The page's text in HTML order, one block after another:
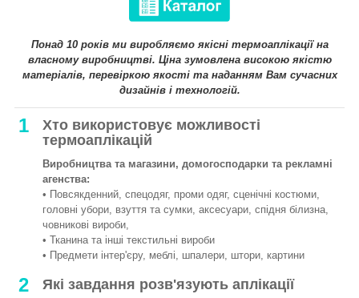
Понад 10 років ми виробляємо якісні термоаплікації на
власному виробництві. Ціна зумовлена високою якістю
матеріалів, перевіркою якості та наданням Вам сучасних
дизайнів і технологій.
1
Хто використовує можливості
термоаплікацій
Виробництва та магазини, домогосподарки та рекламні
агенства:
• Повсякденний, спецодяг, проми одяг, сценічні костюми,
головні убори, взуття та сумки, аксесуари, спідня білизна,
човникові вироби,
• Тканина та інші текстильні вироби
• Предмети інтер'єру, меблі, шпалери, штори, картини
2 Які завдання розв'язують аплікації